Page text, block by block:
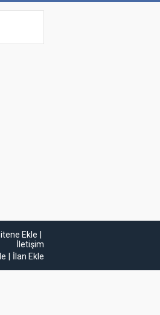
Ekle
İletişim
İlan Ekle